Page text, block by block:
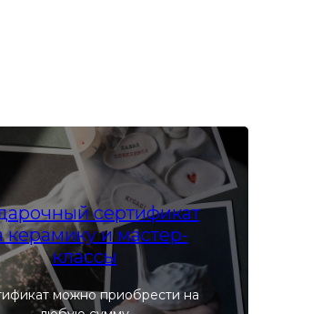
сертификат
керамику и мастер-
классы
можно приобрести на